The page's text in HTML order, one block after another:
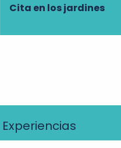
Cita en los jardines
Experiencias
80